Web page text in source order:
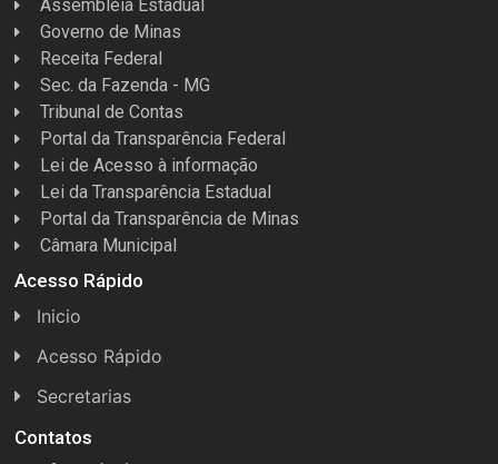
Assembléia Estadual
Governo de Minas
Receita Federal
Sec. da Fazenda - MG
Tribunal de Contas
Portal da Transparência Federal
Lei de Acesso à informação
Lei da Transparência Estadual
Portal da Transparência de Minas
Câmara Municipal
Acesso Rápido
Inicio
Acesso Rápido
Concursos
Conselhos
Secretarias
Licitações
Contatos